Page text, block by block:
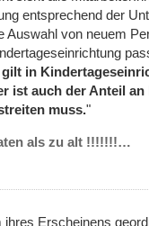
entsprechend der
Auswahl von neuem
in
ist auch der Anteil
muss."
als zu alt !!!!!!!…
Erscheinens